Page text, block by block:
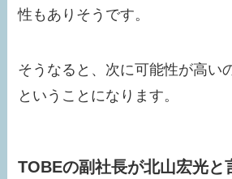
性もありそうです。
そうなると、次に可能性が高い
ということになります。
TOBEの副社長が北山宏光と